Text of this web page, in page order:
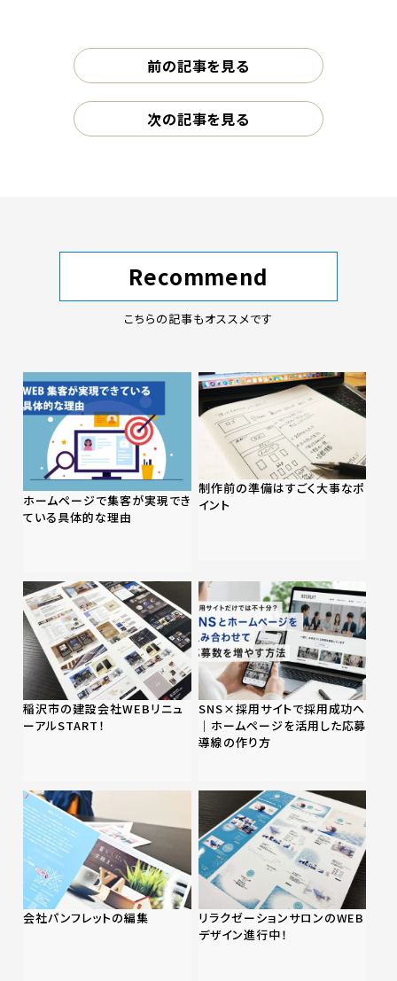
前の記事を見る
次の記事を見る
Recommend
こちらの記事もオススメです
ホームページで集客が実現でき
ている具体的な理由
制作前の準備はすごく大事なポ
イント
稲沢市の建設会社WEBリニュ
ーアルSTART！
SNS×採用サイトで採用成功へ
｜ホームページを活用した応募
導線の作り方
会社パンフレットの編集
リラクゼーションサロンのWEB
デザイン進行中！